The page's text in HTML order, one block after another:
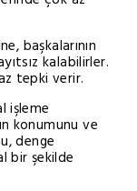
başkalarının
kalabilirler.
tepki verir.
işleme
konumunu ve
denge
bir şekilde